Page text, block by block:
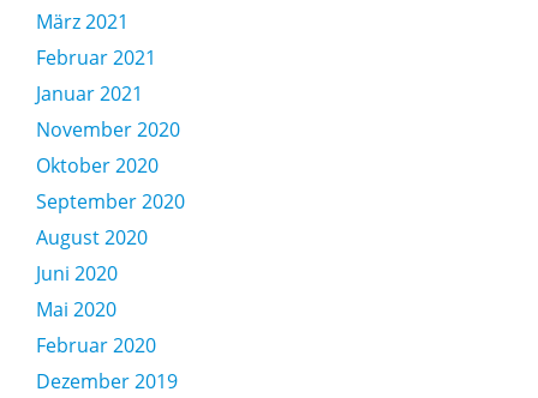
März 2021
Februar 2021
Januar 2021
November 2020
Oktober 2020
September 2020
August 2020
Juni 2020
Mai 2020
Februar 2020
Dezember 2019